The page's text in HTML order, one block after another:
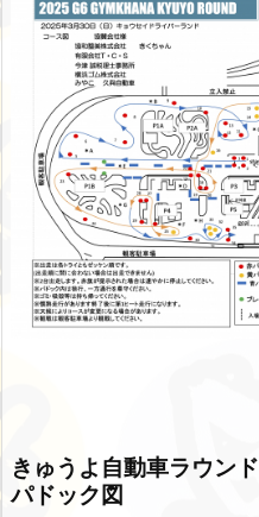
きゅうよ自動車ラウン
パドック図